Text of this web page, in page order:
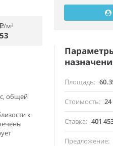
/м²
общей
к
Площадь
Стоимость 24
Ставка 401
Предложение